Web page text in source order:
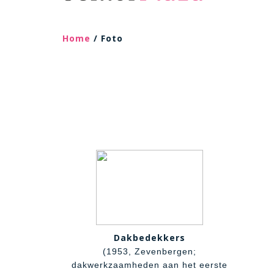
Home / Foto
Dakbedekkers
(1953, Zevenbergen;
dakwerkzaamheden aan het eerste